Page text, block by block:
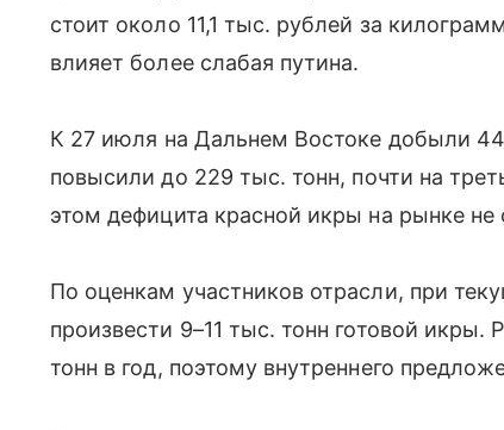
стоит около 11,1 тыс. рублей за
влияет более слабая путина.
К 27 июля на Дальнем Востоке добыли
повысили до 229 тыс. тонн, почти на
этом дефицита красной икры на рынке
По оценкам участников отрасли, при
произвести 9–11 тыс. тонн готовой
тонн в год, поэтому внутреннего